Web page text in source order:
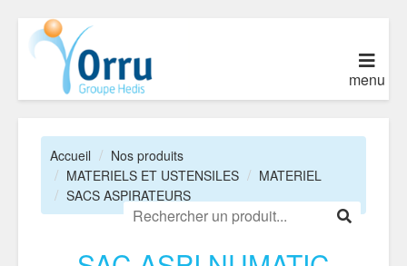
menu
Accueil
Nos produits
MATERIELS ET USTENSILES
MATERIEL
SACS ASPIRATEURS